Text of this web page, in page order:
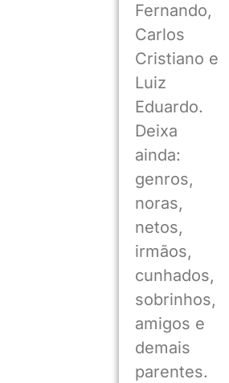
Fernando,
Carlos
Cristiano e
Luiz
Eduardo.
Deixa
ainda:
genros,
noras,
netos,
irmãos,
cunhados,
sobrinhos,
amigos e
demais
parentes.